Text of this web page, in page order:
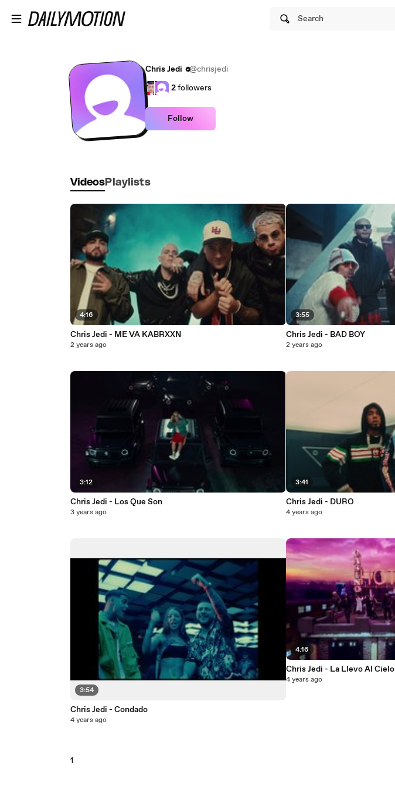
Search
Chris Jedi
@chrisjedi
2followers
Follow
Videos Playlists
4:16
Chris Jedi - ME VA KABRXXN
2 years ago
3:12
Chris Jedi - Los Que Son
3 years ago
3:54
Chris Jedi - Condado
4 years ago
3:55
Chris Jedi - BAD BOY
2 years ago
3:41
Chris Jedi - DURO
4 years ago
4:16
Chris Jedi - La Llevo Al Cielo
4 years ago
1